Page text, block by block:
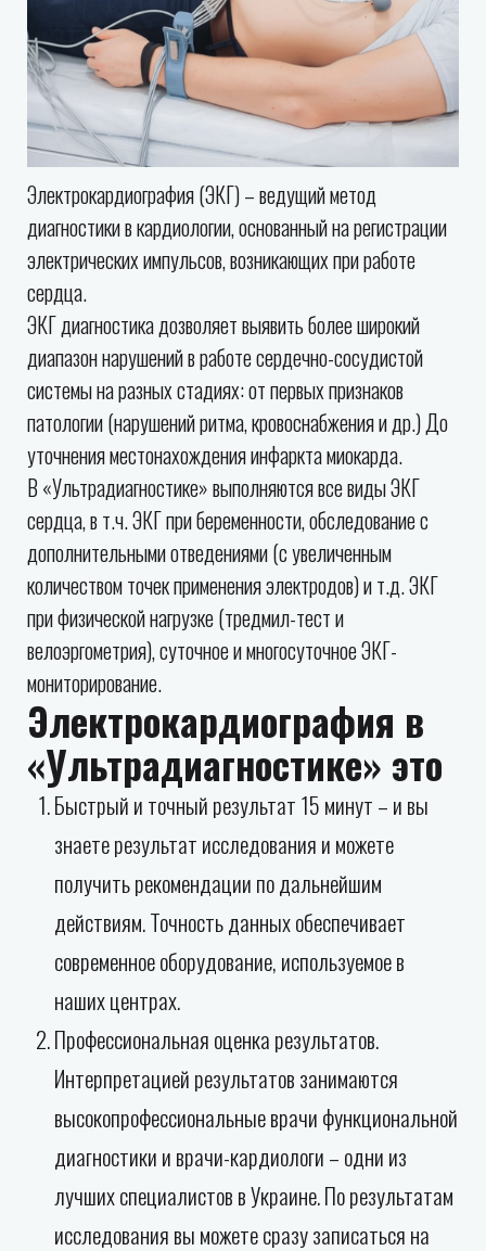
Электрокардиография (ЭКГ) – ведущий метод
диагностики в кардиологии, основанный на регистрации
электрических импульсов, возникающих при работе
сердца.
ЭКГ диагностика дозволяет выявить более широкий
диапазон нарушений в работе сердечно-сосудистой
системы на разных стадиях: от первых признаков
патологии (нарушений ритма, кровоснабжения и др.) До
уточнения местонахождения инфаркта миокарда.
В «Ультрадиагностике» выполняются все виды ЭКГ
сердца, в т.ч. ЭКГ при беременности, обследование с
дополнительными отведениями (с увеличенным
количеством точек применения электродов) и т.д. ЭКГ
при физической нагрузке (тредмил-тест и
велоэргометрия), суточное и многосуточное ЭКГ-
мониторирование.
Электрокардиография в
«Ультрадиагностике» это
Быстрый и точный результат 15 минут – и вы
знаете результат исследования и можете
получить рекомендации по дальнейшим
действиям. Точность данных обеспечивает
современное оборудование, используемое в
наших центрах.
Профессиональная оценка результатов.
Интерпретацией результатов занимаются
высокопрофессиональные врачи функциональной
диагностики и врачи-кардиологи – одни из
лучших специалистов в Украине. По результатам
исследования вы можете сразу записаться на